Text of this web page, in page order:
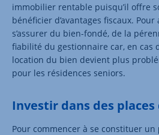
immobilier rentable puisqu’il offre
bénéficier d’avantages fiscaux.
s’assurer du bien-fondé, de la
fiabilité du gestionnaire car, en cas
location du bien devient plus
pour les résidences seniors.
Investir dans des
Pour commencer à se constituer un